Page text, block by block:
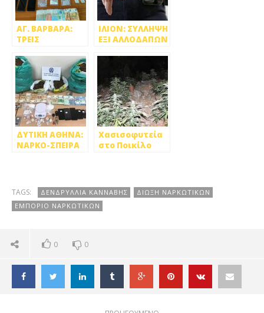
ΑΓ. ΒΑΡΒΑΡΑ:
ΤΡΕΙΣ
ΤΗ ΔΙΩΞΗ
ΝΑΡΚΩΤΙΚΩΝ
ΙΛΙΟΝ: ΣΥΛΛΗΨΗ
ΕΞΙ ΑΛΛΟΔΑΠΩΝ
ΚΑΙ ΛΑΘΡΑΙΑ
ΤΣΙΓΑΡΑ
ΔΥΤΙΚΗ ΑΘΗΝΑ:
ΝΑΡΚΟ-ΣΠΕΙΡΑ
Χασισοφυτεία
στο Ποικίλο
TAGS: ΔΕΝΔΡΥΛΛΙΑ ΚΑΝΝΑΒΗΣ
ΔΙΩΞΗ ΝΑΡΚΩΤΙΚΩΝ
ΕΜΠΟΡΙΟ ΝΑΡΚΩΤΙΚΏΝ
0 0